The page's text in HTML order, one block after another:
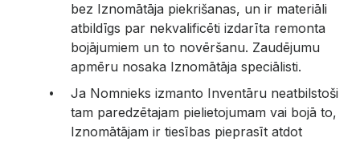
bez Iznomātāja piekrišanas, un ir materiāli
atbildīgs par nekvalificēti izdarīta remonta
bojājumiem un to novēršanu. Zaudējumu
apmēru nosaka Iznomātāja speciālisti.
Ja Nomnieks izmanto Inventāru neatbilstoši
tam paredzētajam pielietojumam vai bojā to,
Iznomātājam ir tiesības pieprasīt atdot